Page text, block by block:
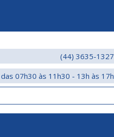
(44) 3635-1327
07h30 às 11h30 - 13h às 17h